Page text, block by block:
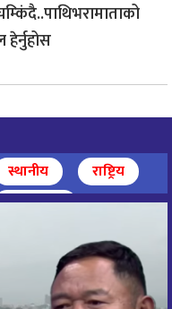
गरि, दिनको सुरुवात गर्दै,
दर्शन गरि
स्थानीय
राष्ट्रिय
अन्तर्राष्ट्रिय